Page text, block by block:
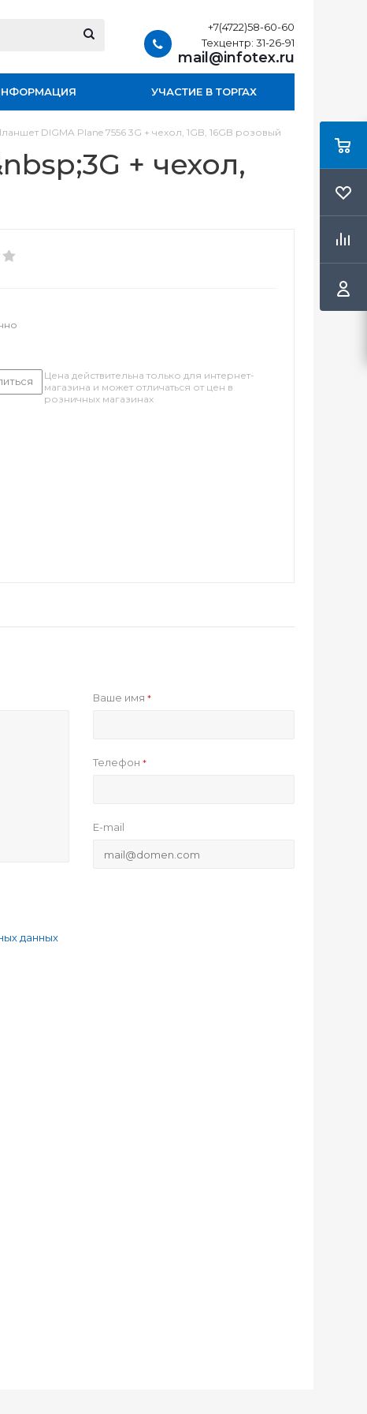
+7(4722)58-60-60
Техцентр: 31-26-91
mail@infotex.ru
УЧАСТИЕ В ТОРГАХ
DIGMA Plane 7556 3G + чехол, 1GB, 16GB розовый
+ чехол,
Цена действительна только для интернет-
магазина и может отличаться от цен в
розничных магазинах
Ваше имя *
Телефон *
E-mail
данных